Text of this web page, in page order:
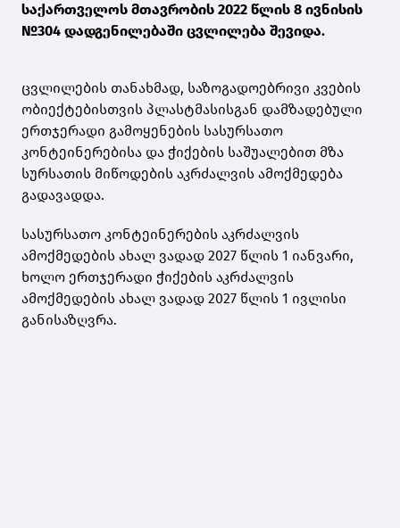
საქართველოს მთავრობის 2022 წლის 8 ივნისის
№304 დადგენილებაში ცვლილება შევიდა.
ცვლილების თანახმად, საზოგადოებრივი კვების
ობიექტებისთვის პლასტმასისგან დამზადებული
ერთჯერადი გამოყენების სასურსათო
კონტეინერებისა და ჭიქების საშუალებით მზა
სურსათის მიწოდების აკრძალვის ამოქმედება
გადავადდა.
სასურსათო კონტეინერების აკრძალვის
ამოქმედების ახალ ვადად 2027 წლის 1 იანვარი,
ხოლო ერთჯერადი ჭიქების აკრძალვის
ამოქმედების ახალ ვადად 2027 წლის 1 ივლისი
განისაზღვრა.